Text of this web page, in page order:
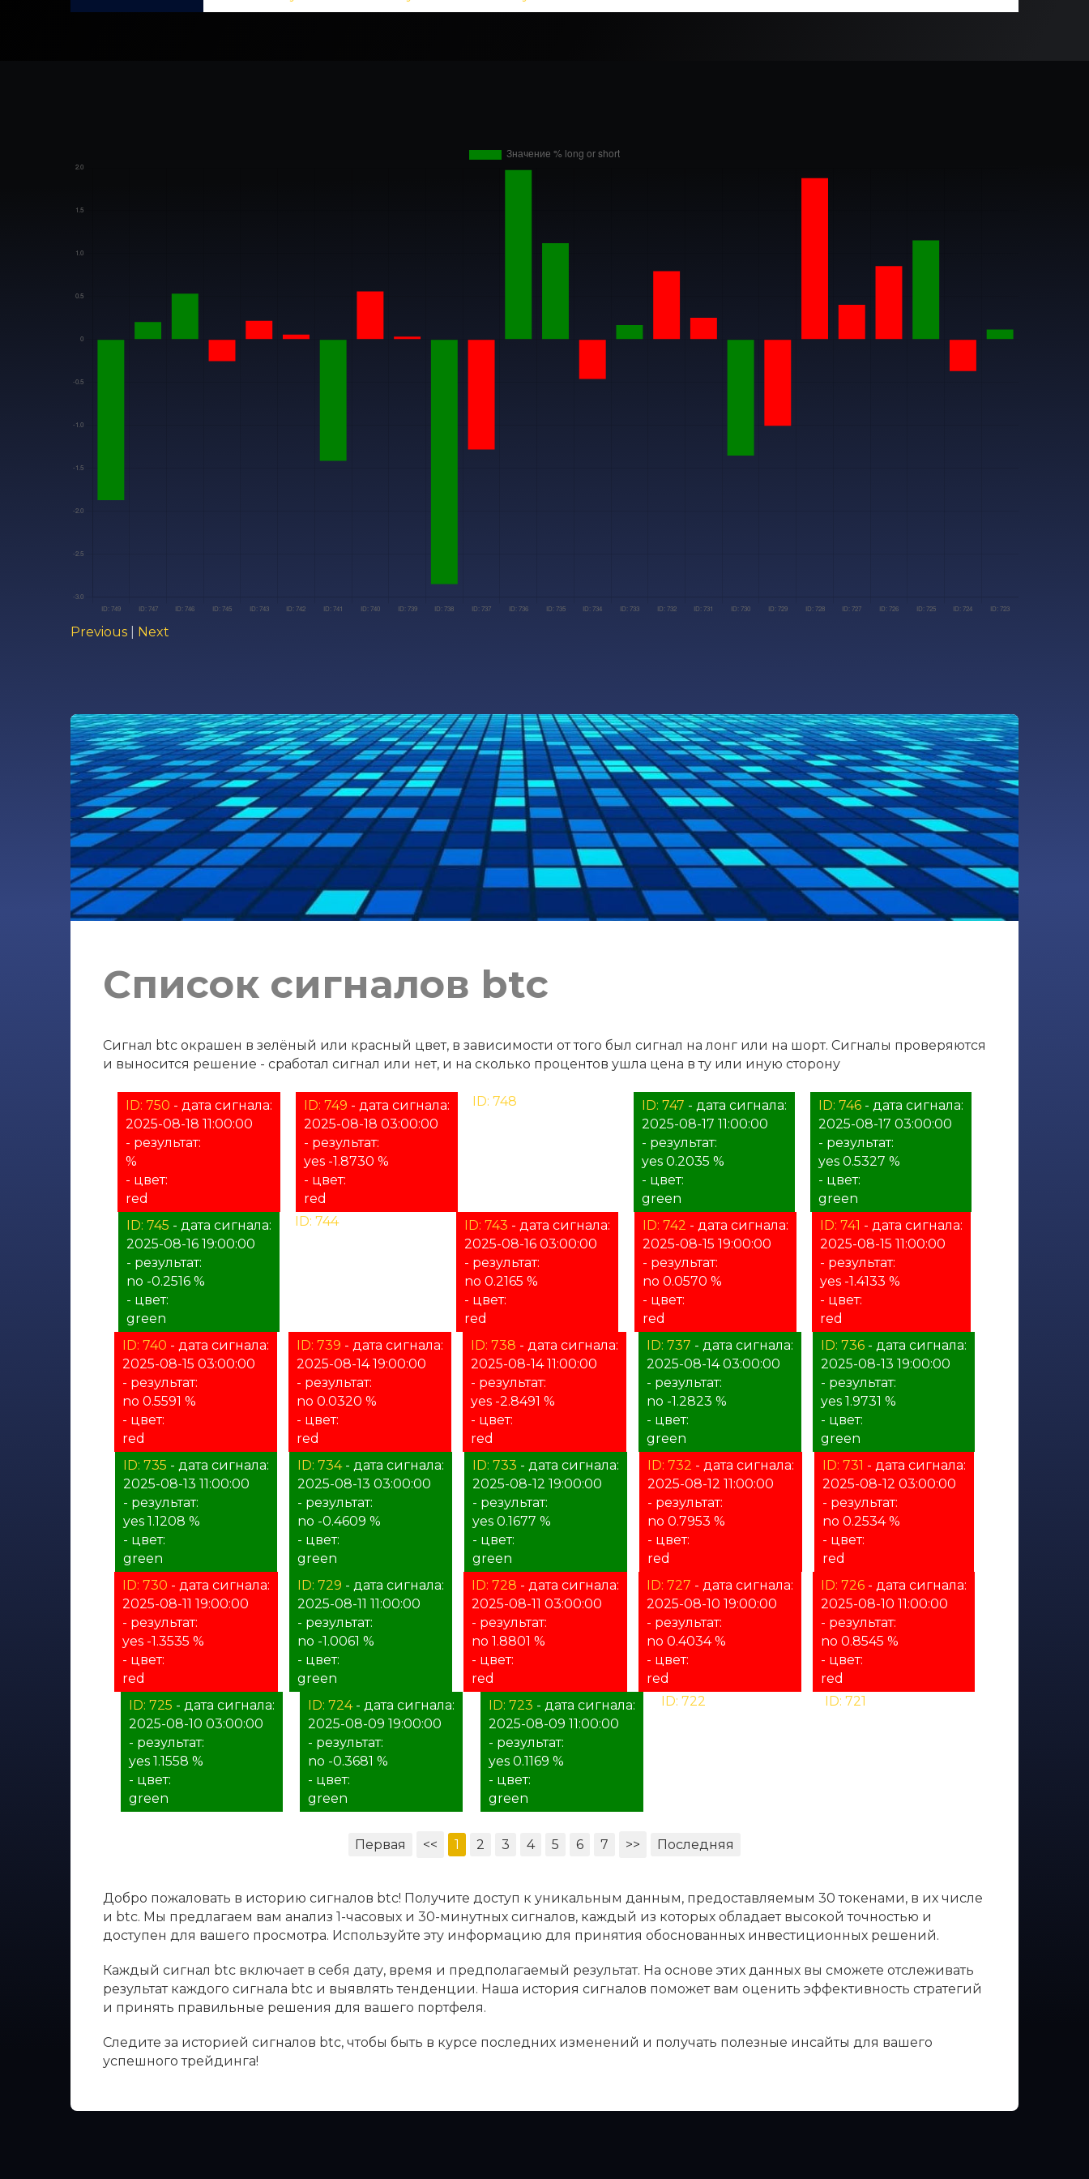
Previous Next
Список сигналов btc
Сигнал btc окрашен в зелёный или красный цвет, в зависимости от того был сигнал на лонг или на шорт. Сигналы проверяются
и выносится решение - сработал сигнал или нет, и на сколько процентов ушла цена в ту или иную сторону
ID: 750 - дата сигнала:
2025-08-18 11:00:00
- результат:
%
- цвет:
red
ID: 749 - дата сигнала:
2025-08-18 03:00:00
- результат:
yes -1.8730 %
- цвет:
red
ID: 748 ID: 747 - дата сигнала:
2025-08-17 11:00:00
- результат:
yes 0.2035 %
- цвет:
green
ID: 746- дата сигнала:
2025-08-17 03:00:00
- результат:
yes 0.5327 %
- цвет:
green
ID: 745 - дата сигнала:
2025-08-16 19:00:00
- результат:
no -0.2516 %
- цвет:
green
ID: 744- дата сигнала:
ID: 743 - дата сигнала:
2025-08-16 03:00:00
- результат:
no 0.2165 %
- цвет:
red
ID: 742 - дата сигнала:
2025-08-15 19:00:00
- результат:
no 0.0570 %
- цвет:
red
ID: 741 - дата сигнала:
2025-08-15 11:00:00
- результат:
yes -1.4133 %
- цвет:
red
ID: 740 - дата сигнала:
2025-08-15 03:00:00
- результат:
no 0.5591 %
- цвет:
red
ID: 739 - дата сигнала:
2025-08-14 19:00:00
- результат:
no 0.0320 %
- цвет:
red
ID: 738 - дата сигнала:
2025-08-14 11:00:00
- результат:
yes -2.8491 %
- цвет:
red
ID: 737 - дата сигнала:
2025-08-14 03:00:00
- результат:
no -1.2823 %
- цвет:
green
ID: 736- дата сигнала:
2025-08-13 19:00:00
- результат:
yes 1.9731 %
- цвет:
green
ID: 735 - дата сигнала:
2025-08-13 11:00:00
- результат:
yes 1.1208 %
- цвет:
green
ID: 734- дата сигнала:
2025-08-13 03:00:00
- результат:
no -0.4609 %
- цвет:
green
ID: 733 - дата сигнала:
2025-08-12 19:00:00
- результат:
yes 0.1677 %
- цвет:
green
ID: 732 - дата сигнала:
2025-08-12 11:00:00
- результат:
no 0.7953 %
- цвет:
red
ID: 731 - дата сигнала:
2025-08-12 03:00:00
- результат:
no 0.2534 %
- цвет:
red
ID: 730 - дата сигнала:
2025-08-11 19:00:00
- результат:
yes -1.3535 %
- цвет:
red
ID: 729 - дата сигнала:
2025-08-11 11:00:00
- результат:
no -1.0061 %
- цвет:
green
ID: 728 - дата сигнала:
2025-08-11 03:00:00
- результат:
no 1.8801 %
- цвет:
red
ID: 727 - дата сигнала:
2025-08-10 19:00:00
- результат:
no 0.4034 %
- цвет:
red
ID: 726 - дата сигнала:
2025-08-10 11:00:00
- результат:
no 0.8545 %
- цвет:
red
ID: 725 - дата сигнала:
2025-08-10 03:00:00
- результат:
yes 1.1558 %
- цвет:
green
ID: 724- дата сигнала:
2025-08-09 19:00:00
- результат:
no -0.3681 %
- цвет:
green
ID: 723 - дата сигнала:
2025-08-09 11:00:00
- результат:
yes 0.1169 %
- цвет:
green
ID: 722 ID: 721
Первая << 1 2 3 4 5 6 7 >> Последняя
Добро пожаловать в историю сигналов btc! Получите доступ к уникальным данным, предоставляемым 30 токенами, в их числе
и btc. Мы предлагаем вам анализ 1-часовых и 30-минутных сигналов, каждый из которых обладает высокой точностью и
доступен для вашего просмотра. Используйте эту информацию для принятия обоснованных инвестиционных решений.
Каждый сигнал btc включает в себя дату, время и предполагаемый результат. На основе этих данных вы сможете отслеживать
результат каждого сигнала btc и выявлять тенденции. Наша история сигналов поможет вам оценить эффективность стратегий
и принять правильные решения для вашего портфеля.
Следите за историей сигналов btc, чтобы быть в курсе последних изменений и получать полезные инсайты для вашего
успешного трейдинга!